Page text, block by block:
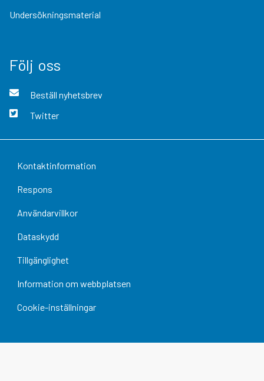
Undersökningsmaterial
Följ oss
Beställ nyhetsbrev
Twitter
Kontaktinformation
Respons
Användarvillkor
Dataskydd
Tillgänglighet
Information om webbplatsen
Cookie-inställningar